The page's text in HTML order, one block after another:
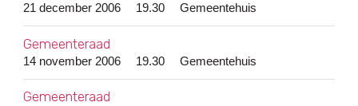
21 december 2006 19.30 Gemeentehuis
Gemeenteraad
14 november 2006 19.30 Gemeentehuis
Gemeenteraad